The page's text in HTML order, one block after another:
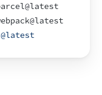
@latest
@latest